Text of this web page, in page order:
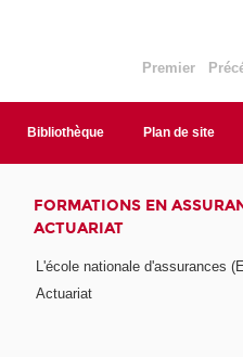
Premier
Bibliothèque Plan de site
FORMATIONS EN
ACTUARIAT
L'école nationale d'assurances
Actuariat